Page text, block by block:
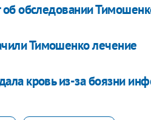
об обследовании
Тимошенко лечение
кровь из-за боязни